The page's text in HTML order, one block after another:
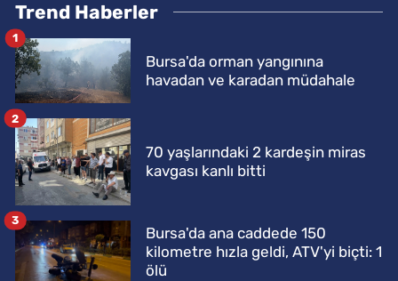
Trend Haberler
Bursa'da orman yangınına
havadan ve karadan müdahale
1
70 yaşlarındaki 2 kardeşin miras
kavgası kanlı bitti
2
Bursa'da ana caddede 150
kilometre hızla geldi, ATV'yi biçti: 1
ölü
3